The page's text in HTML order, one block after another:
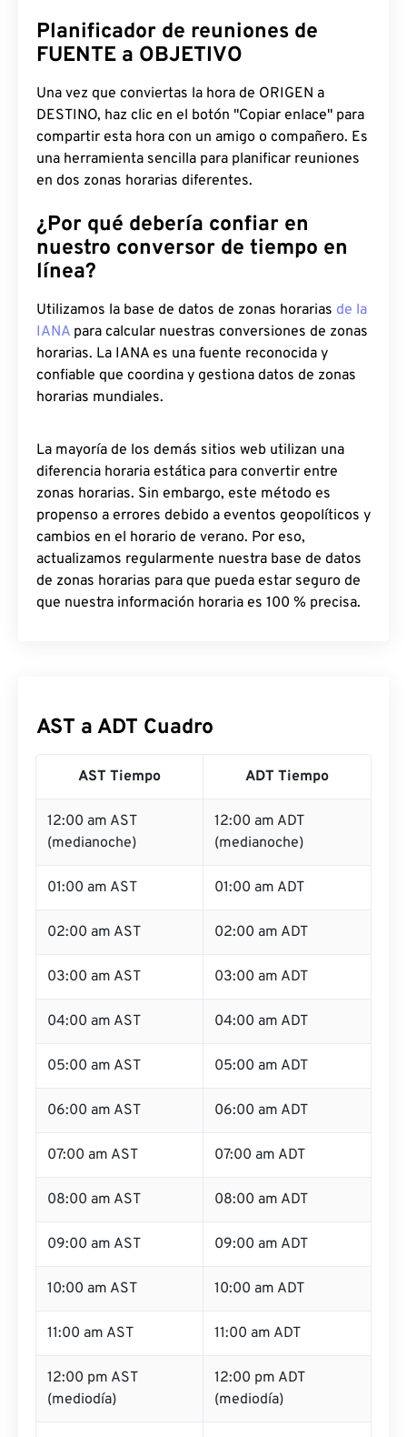
Planificador de reuniones de
FUENTE a OBJETIVO
Una vez que conviertas la hora de ORIGEN a
DESTINO, haz clic en el botón "Copiar enlace" para
compartir esta hora con un amigo o compañero. Es
una herramienta sencilla para planificar reuniones
en dos zonas horarias diferentes.
¿Por qué debería confiar en
nuestro conversor de tiempo en
línea?
Utilizamos la base de datos de zonas horarias de la
IANA para calcular nuestras conversiones de zonas
horarias. La IANA es una fuente reconocida y
confiable que coordina y gestiona datos de zonas
horarias mundiales.
La mayoría de los demás sitios web utilizan una
diferencia horaria estática para convertir entre
zonas horarias. Sin embargo, este método es
propenso a errores debido a eventos geopolíticos y
cambios en el horario de verano. Por eso,
actualizamos regularmente nuestra base de datos
de zonas horarias para que pueda estar seguro de
que nuestra información horaria es 100 % precisa.
AST a ADT Cuadro
AST Tiempo ADT Tiempo
12:00 am AST
(medianoche)
12:00 am ADT
(medianoche)
01:00 am AST 01:00 am ADT
02:00 am AST 02:00 am ADT
03:00 am AST 03:00 am ADT
04:00 am AST 04:00 am ADT
05:00 am AST 05:00 am ADT
06:00 am AST 06:00 am ADT
07:00 am AST 07:00 am ADT
08:00 am AST 08:00 am ADT
09:00 am AST 09:00 am ADT
10:00 am AST 10:00 am ADT
11:00 am AST 11:00 am ADT
12:00 pm AST
(mediodía)
12:00 pm ADT
(mediodía)